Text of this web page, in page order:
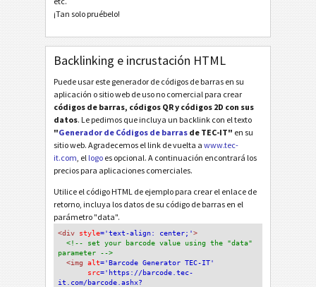
¡Tan solo pruébelo!
Backlinking e incrustación HTML
Puede usar este generador de códigos de barras en su
aplicación o sitio web de uso no comercial para crear
códigos de barras, códigos QR y códigos 2D con sus
datos. Le pedimos que incluya un backlink con el texto
"Generador de Códigos de barras de TEC-IT" en su
sitio web. Agradecemos el link de vuelta a www.tec-
it.com , el logo es opcional. A continuación encontrará los
precios para aplicaciones comerciales.
Utilice el código HTML de ejemplo para crear el enlace de
retorno, incluya los datos de su código de barras en el
parámetro "data".
<div style='text-align: center;'>
<!-- set your barcode value using the "data"
parameter -->
<img alt='Barcode Generator TEC-IT'
src='https://barcode.tec-
it.com/barcode.ashx?